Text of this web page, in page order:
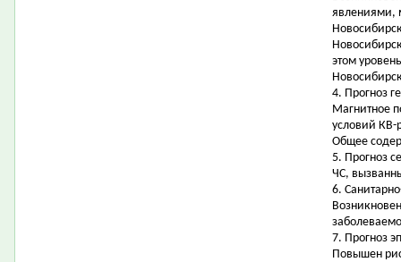
явлениями,
этом
4. Прогноз
Магнитное
условий КВ-
Общее
5. Прогноз
ЧС,
6.
7. Прогноз
Повышен